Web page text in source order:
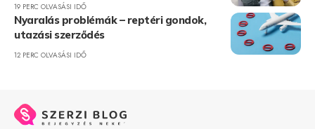
19 PERC OLVASÁSI IDŐ
Nyaralás problémák – reptéri gondok,
utazási szerződés
12 PERC OLVASÁSI IDŐ